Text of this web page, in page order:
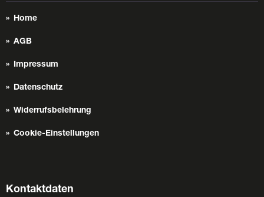
Home
AGB
Impressum
Datenschutz
Widerrufsbelehrung
Cookie-Einstellungen
Kontaktdaten